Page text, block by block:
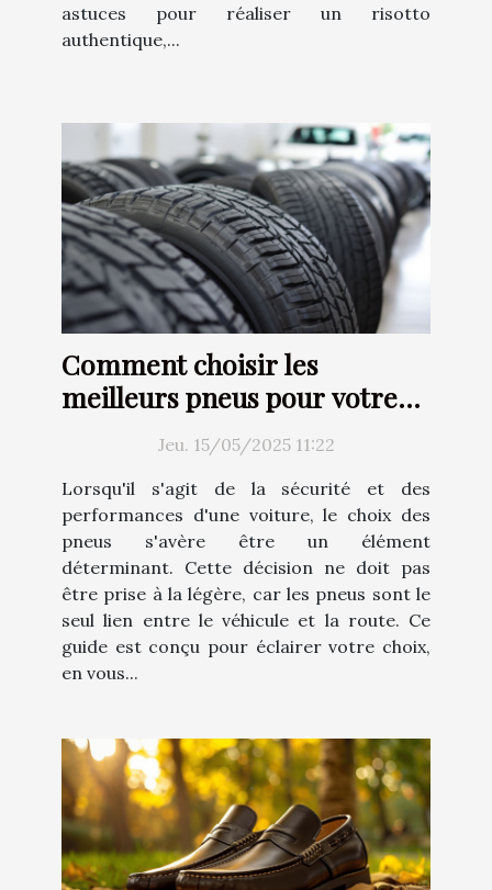
astuces pour réaliser un risotto
authentique,...
Comment choisir les
meilleurs pneus pour votre
Jeu. 15/05/2025 11:22
Lorsqu'il s'agit de la sécurité et des
performances d'une voiture, le choix des
pneus s'avère être un élément
déterminant. Cette décision ne doit pas
être prise à la légère, car les pneus sont le
seul lien entre le véhicule et la route. Ce
guide est conçu pour éclairer votre choix,
en vous...